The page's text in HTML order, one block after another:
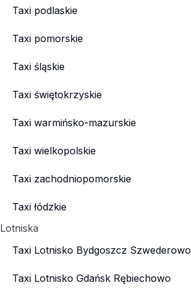
Taxi podlaskie
Taxi pomorskie
Taxi śląskie
Taxi świętokrzyskie
Taxi warmińsko-mazurskie
Taxi wielkopolskie
Taxi zachodniopomorskie
Taxi łódzkie
Lotniska
Taxi Lotnisko Bydgoszcz Szwederowo
Taxi Lotnisko Gdańsk Rębiechowo